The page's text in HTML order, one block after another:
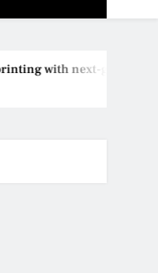
with next-generation